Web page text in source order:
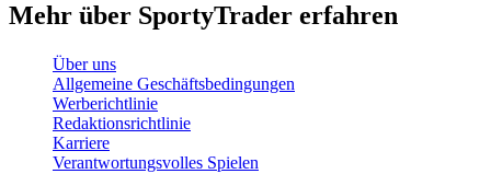
Mehr über SportyTrader erfahren
Über uns
Allgemeine Geschäftsbedingungen
Werberichtlinie
Redaktionsrichtlinie
Karriere
Verantwortungsvolles Spielen